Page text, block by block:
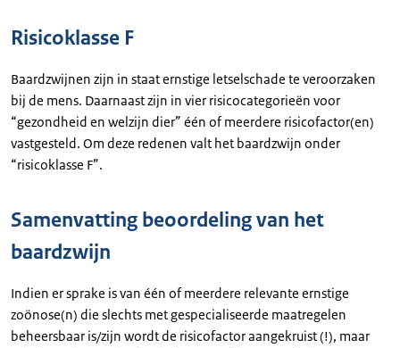
Risicoklasse F
Baardzwijnen zijn in staat ernstige letselschade te veroorzaken
bij de mens. Daarnaast zijn in vier risicocategorieën voor
“gezondheid en welzijn dier” één of meerdere risicofactor(en)
vastgesteld. Om deze redenen valt het baardzwijn onder
“risicoklasse F”.
Samenvatting beoordeling van het
baardzwijn
Indien er sprake is van één of meerdere relevante ernstige
zoönose(n) die slechts met gespecialiseerde maatregelen
beheersbaar is/zijn wordt de risicofactor aangekruist (!), maar